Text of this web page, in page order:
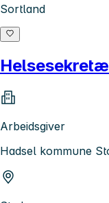
Sortland
Arbeidsgiver
Hadsel kommune